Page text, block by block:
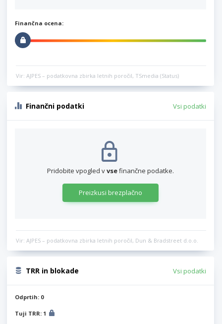
Finančna ocena:
Vir: AJPES – podatkovna zbirka letnih poročil, TSmedia (Status)
Finančni podatki Vsi podatki
Pridobite vpogled vvsefinančne podatke.
Preizkusi brezplačno
Vir: AJPES – podatkovna zbirka letnih poročil, Dun & Bradstreet d.o.o.
TRR in blokade Vsi podatki
Odprtih: 0
Tuji TRR: 1